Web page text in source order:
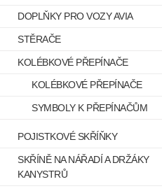
DOPLŇKY PRO VOZY AVIA
STĚRAČE
KOLÉBKOVÉ PŘEPÍNAČE
KOLÉBKOVÉ PŘEPÍNAČE
SYMBOLY K PŘEPÍNAČŮM
POJISTKOVÉ SKŘÍŇKY
SKŘÍNĚ NA NÁŘADÍ A DRŽÁKY
KANYSTRŮ